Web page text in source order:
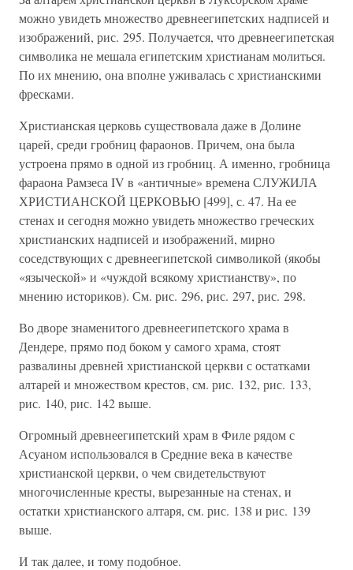
можно увидеть множество древнеегипетских надписей и
изображений, рис. 295. Получается, что древнеегипетская
символика не мешала египетским христианам молиться.
По их мнению, она вполне уживалась с христианскими
фресками.
Христианская церковь существовала даже в Долине
царей, среди гробниц фараонов. Причем, она была
устроена прямо в одной из гробниц. А именно, гробница
фараона Рамзеса IV в «античные» времена СЛУЖИЛА
ХРИСТИАНСКОЙ ЦЕРКОВЬЮ [499], с. 47. На ее
стенах и сегодня можно увидеть множество греческих
христианских надписей и изображений, мирно
соседствующих с древнеегипетской символикой (якобы
«языческой» и «чуждой всякому христианству», по
мнению историков). См. рис. 296, рис. 297, рис. 298.
Во дворе знаменитого древнеегипетского храма в
Дендере, прямо под боком у самого храма, стоят
развалины древней христианской церкви с остатками
алтарей и множеством крестов, см. рис. 132, рис. 133,
рис. 140, рис. 142 выше.
Огромный древнеегипетский храм в Филе рядом с
Асуаном использовался в Средние века в качестве
христианской церкви, о чем свидетельствуют
многочисленные кресты, вырезанные на стенах, и
остатки христианского алтаря, см. рис. 138 и рис. 139
выше.
И так далее, и тому подобное.